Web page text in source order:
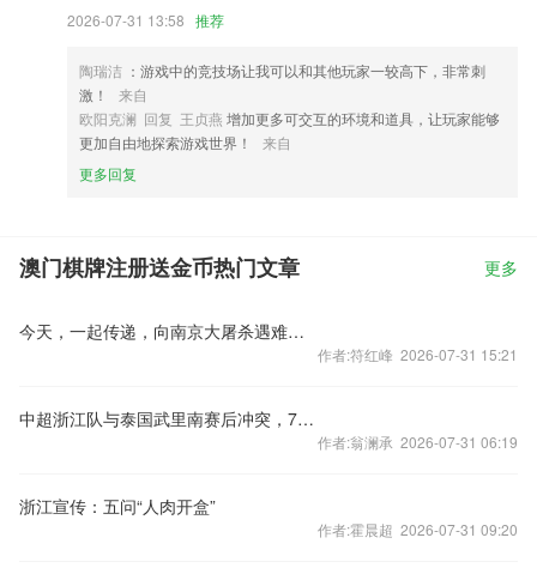
2026-07-31 13:58 推荐
陶瑞洁 ：游戏中的竞技场让我可以和其他玩家一较高下，非常刺
激！
来自
欧阳克澜 回复 王贞燕 增加更多可交互的环境和道具，让玩家能够
更加自由地探索游戏世界！
来自
更多回复
澳门棋牌注册送金币热门文章 更多
今天，一起传递，向南京大屠杀遇难同胞致哀！
作者:符红峰 2026-07-31 15:21
中超浙江队与泰国武里南赛后冲突，7人被禁赛48场
作者:翁澜承 2026-07-31 06:19
浙江宣传：五问“人肉开盒”
作者:霍晨超 2026-07-31 09:20